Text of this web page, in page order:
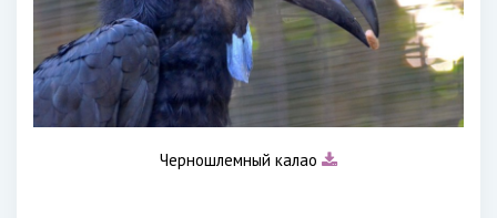
Черношлемный калао